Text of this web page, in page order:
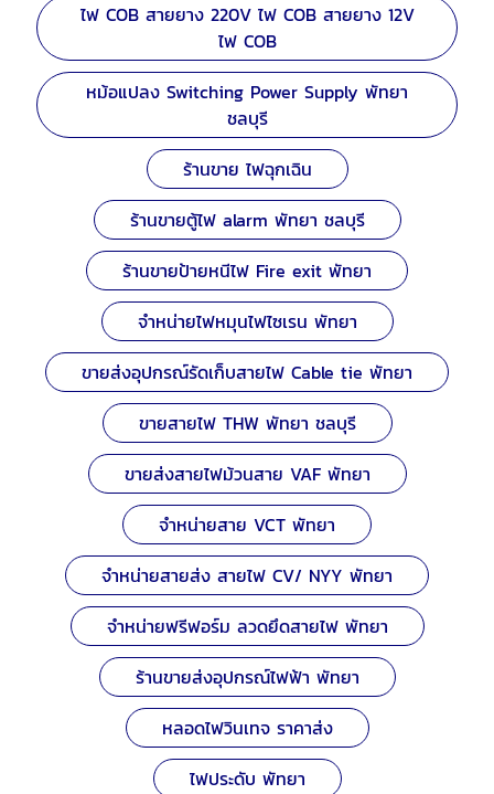
ไฟ COB สายยาง 220V ไฟ COB สายยาง 12V
ไฟ COB
หม้อแปลง Switching Power Supply พัทยา
ชลบุรี
ร้านขาย ไฟฉุกเฉิน
ร้านขายตู้ไฟ alarm พัทยา ชลบุรี
ร้านขายป้ายหนีไฟ Fire exit พัทยา
จำหน่ายไฟหมุนไฟไซเรน พัทยา
ขายส่งอุปกรณ์รัดเก็บสายไฟ Cable tie พัทยา
ขายสายไฟ THW พัทยา ชลบุรี
ขายส่งสายไฟม้วนสาย VAF พัทยา
จำหน่ายสาย VCT พัทยา
จำหน่ายสายส่ง สายไฟ CV/ NYY พัทยา
จำหน่ายฟรีฟอร์ม ลวดยึดสายไฟ พัทยา
ร้านขายส่งอุปกรณ์ไฟฟ้า พัทยา
หลอดไฟวินเทจ ราคาส่ง
ไฟประดับ พัทยา